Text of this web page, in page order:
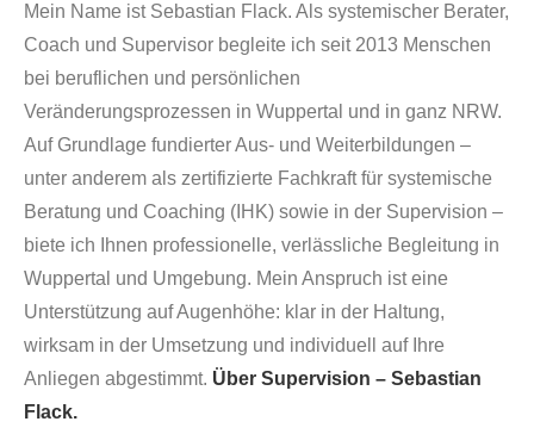
Mein Name ist Sebastian Flack. Als systemischer Berater,
Coach und Supervisor begleite ich seit 2013 Menschen
bei beruflichen und persönlichen
Veränderungsprozessen in Wuppertal und in ganz NRW.
Auf Grundlage fundierter Aus- und Weiterbildungen –
unter anderem als zertifizierte Fachkraft für systemische
Beratung und Coaching (IHK) sowie in der Supervision –
biete ich Ihnen professionelle, verlässliche Begleitung in
Wuppertal und Umgebung. Mein Anspruch ist eine
Unterstützung auf Augenhöhe: klar in der Haltung,
wirksam in der Umsetzung und individuell auf Ihre
Anliegen abgestimmt. Über Supervision – Sebastian
Flack.